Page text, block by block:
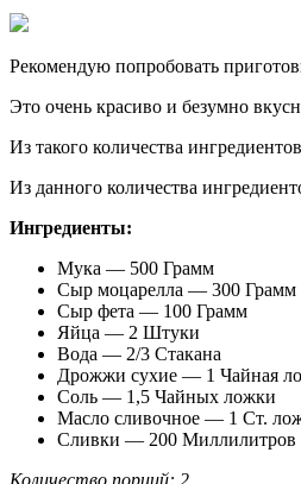
Рекомендую попробовать
Это очень красиво и безумно
Из такого количества
Из данного количества
Ингредиенты:
Мука — 500 Грамм
Сыр моцарелла — 300 Грамм
Сыр фета — 100 Грамм
Яйца — 2 Штуки
Вода — 2/3 Стакана
Дрожжи сухие — 1 Чайная
Соль — 1,5 Чайных ложки
Масло сливочное — 1 Ст.
Сливки — 200 Миллилитров
Количество порций: 2